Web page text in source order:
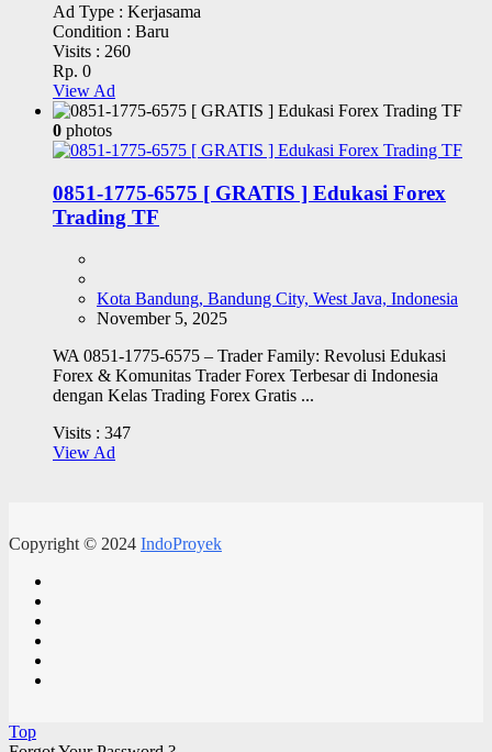
Ad Type : Kerjasama
Condition : Baru
Visits : 260
Rp. 0
View Ad
0 photos
0851-1775-6575 [ GRATIS ] Edukasi Forex
Trading TF
Kota Bandung, Bandung City, West Java, Indonesia
November 5, 2025
WA 0851-1775-6575 – Trader Family: Revolusi Edukasi
Forex & Komunitas Trader Forex Terbesar di Indonesia
dengan Kelas Trading Forex Gratis ...
Visits : 347
View Ad
Copyright © 2024 IndoProyek
Top